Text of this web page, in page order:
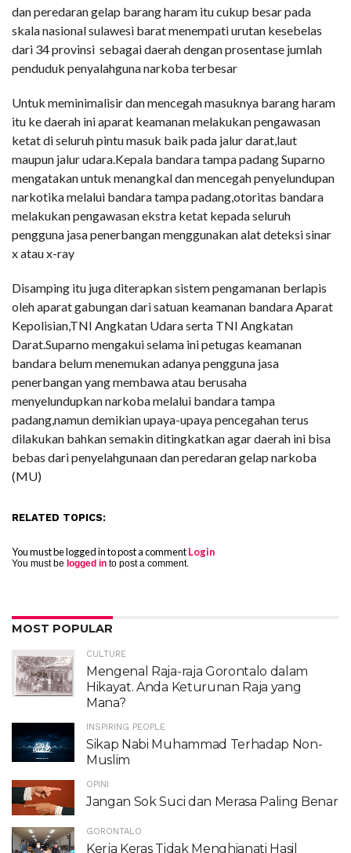
dan peredaran gelap barang haram itu cukup besar pada
skala nasional sulawesi barat menempati urutan kesebelas
dari 34 provinsi sebagai daerah dengan prosentase jumlah
penduduk penyalahguna narkoba terbesar
Untuk meminimalisir dan mencegah masuknya barang haram
itu ke daerah ini aparat keamanan melakukan pengawasan
ketat di seluruh pintu masuk baik pada jalur darat,laut
maupun jalur udara.Kepala bandara tampa padang Suparno
mengatakan untuk menangkal dan mencegah penyelundupan
narkotika melalui bandara tampa padang,otoritas bandara
melakukan pengawasan ekstra ketat kepada seluruh
pengguna jasa penerbangan menggunakan alat deteksi sinar
x atau x-ray
Disamping itu juga diterapkan sistem pengamanan berlapis
oleh aparat gabungan dari satuan keamanan bandara Aparat
Kepolisian,TNI Angkatan Udara serta TNI Angkatan
Darat.Suparno mengakui selama ini petugas keamanan
bandara belum menemukan adanya pengguna jasa
penerbangan yang membawa atau berusaha
menyelundupkan narkoba melalui bandara tampa
padang,namun demikian upaya-upaya pencegahan terus
dilakukan bahkan semakin ditingkatkan agar daerah ini bisa
bebas dari penyelahgunaan dan peredaran gelap narkoba
(MU)
RELATED TOPICS:
You must be logged in to post a commentLogin
You must be logged in to post a comment.
MOST POPULAR
CULTURE
Mengenal Raja-raja Gorontalo dalam
Hikayat. Anda Keturunan Raja yang
Mana?
INSPIRING PEOPLE
Sikap Nabi Muhammad Terhadap Non-
Muslim
OPINI
Jangan Sok Suci dan Merasa Paling Benar
GORONTALO
Kerja Keras Tidak Menghianati Hasil